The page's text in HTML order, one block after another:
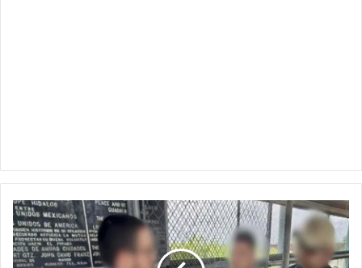
EU
ha
transferido
313